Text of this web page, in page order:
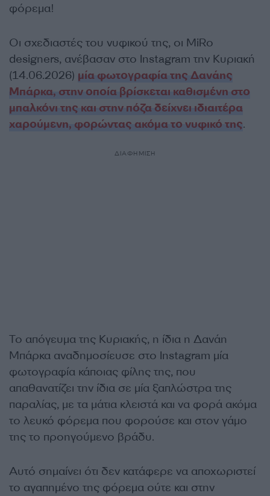
φόρεμα!
Οι σχεδιαστές του νυφικού της, οι MiRo
designers, ανέβασαν στο Instagram την Κυριακή
(14.06.2026) μία φωτογραφία της Δανάης
Μπάρκα, στην οποία βρίσκεται καθισμένη στο
μπαλκόνι της και στην πόζα δείχνει ιδιαιτέρα
χαρούμενη, φορώντας ακόμα το νυφικό της.
ΔΙΑΦΗΜΙΣΗ
Το απόγευμα της Κυριακής, η ίδια η Δανάη
Μπάρκα αναδημοσίευσε στο Instagram μία
φωτογραφία κάποιας φίλης της, που
απαθανατίζει την ίδια σε μία ξαπλώστρα της
παραλίας, με τα μάτια κλειστά και να φορά ακόμα
το λευκό φόρεμα που φορούσε και στον γάμο
της το προηγούμενο βράδυ.
Αυτό σημαίνει ότι δεν κατάφερε να αποχωριστεί
το αγαπημένο της φόρεμα ούτε και στην